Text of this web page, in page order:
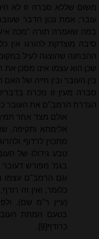
משום שללא סברה זו לא
עובר; אמת נכון הדבר שעובר
במה שאמרה תורה "מכה
סיבה מוצדקת להורגו אין
ההבחנה שהוצגה לעיל
שכן הוא עצמו אינו מסכן
בין העובר ובין חייה של
סברה מעין זו נזכרת
הגדרת הרמב"ם את העובר
אולם מצד אחר
אלימתא ותקיפה,
מתכוין לרדוף
טבע גידולו של
בגמ' מפורש דעובר
וגם הרמב"ם עצמו
כלומר, ואין זה
(עיין ר"מ שם).
בטעם המתת
כרודף[9]
.